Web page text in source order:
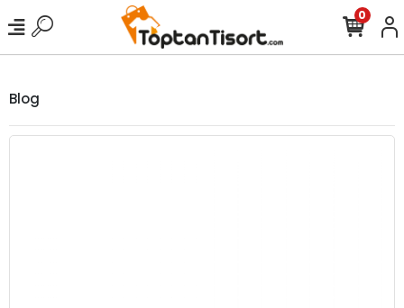
0
Blog